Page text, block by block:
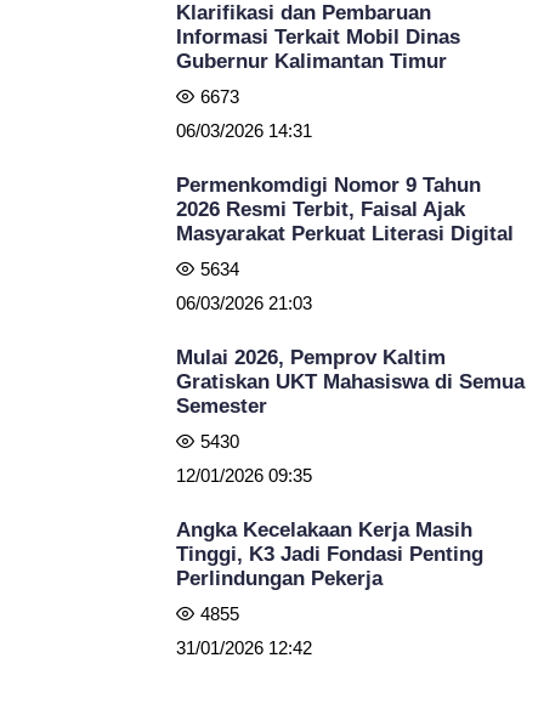
Klarifikasi dan Pembaruan
Informasi Terkait Mobil Dinas
Gubernur Kalimantan Timur
6673
06/03/2026 14:31
Permenkomdigi Nomor 9 Tahun
2026 Resmi Terbit, Faisal Ajak
Masyarakat Perkuat Literasi Digital
5634
06/03/2026 21:03
Mulai 2026, Pemprov Kaltim
Gratiskan UKT Mahasiswa di Semua
Semester
5430
12/01/2026 09:35
Angka Kecelakaan Kerja Masih
Tinggi, K3 Jadi Fondasi Penting
Perlindungan Pekerja
4855
31/01/2026 12:42